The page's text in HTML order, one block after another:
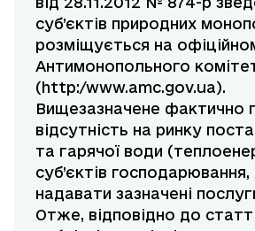
суб’єктів природних
розміщується на
Антимонопольного
(http:/www.amc.gov.ua).
Вищезазначене фактично
відсутність на ринку
та гарячої води
суб’єктів
надавати зазначені
Отже, відповідно до